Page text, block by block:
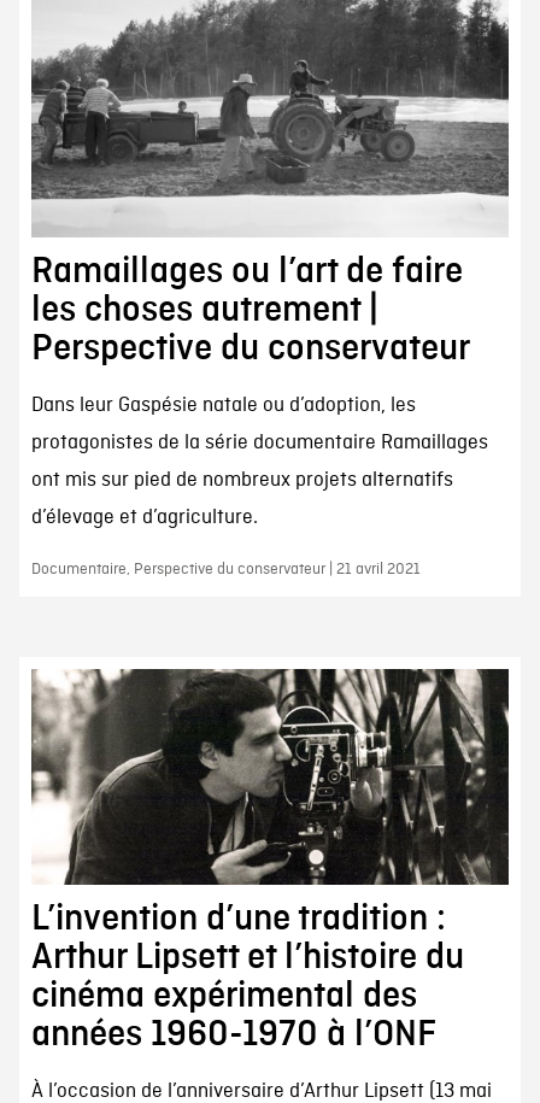
Ramaillages ou l’art de faire
les choses autrement |
Perspective du conservateur
Dans leur Gaspésie natale ou d’adoption, les
protagonistes de la série documentaire Ramaillages
ont mis sur pied de nombreux projets alternatifs
d’élevage et d’agriculture.
Documentaire, Perspective du conservateur | 21 avril 2021
L’invention d’une tradition :
Arthur Lipsett et l’histoire du
cinéma expérimental des
années 1960-1970 à l’ONF
À l’occasion de l’anniversaire d’Arthur Lipsett (13 mai